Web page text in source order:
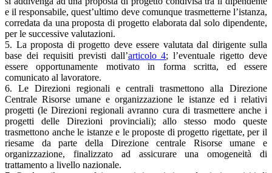
e il responsabile, quest’ultimo deve comunque trasmetterne l’istanza,
corredata da una proposta di progetto elaborata dal solo dipendente,
per le successive valutazioni.
5. La proposta di progetto deve essere valutata dal dirigente sulla
base dei requisiti previsti dall’articolo 4; l’eventuale rigetto deve
essere opportunamente motivato in forma scritta, ed essere
comunicato al lavoratore.
6. Le Direzioni regionali e centrali trasmettono alla Direzione
Centrale Risorse umane e organizzazione le istanze ed i relativi
progetti (le Direzioni regionali avranno cura di trasmettere anche i
progetti delle Direzioni provinciali); allo stesso modo queste
trasmettono anche le istanze e le proposte di progetto rigettate, per il
riesame da parte della Direzione centrale Risorse umane e
organizzazione, finalizzato ad assicurare una omogeneità di
trattamento a livello nazionale.